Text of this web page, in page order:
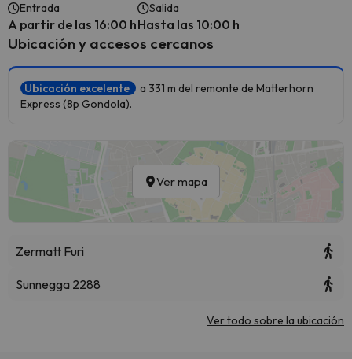
Entrada
A partir de las 16:00 h
Salida
Hasta las 10:00 h
Ubicación y accesos cercanos
Ubicación excelente
a 331 m del remonte de Matterhorn
Express (8p Gondola).
Ver mapa
Zermatt Furi
Sunnegga 2288
Ver todo sobre la ubicación